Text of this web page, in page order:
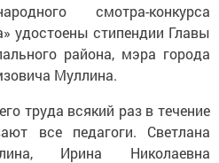
смотра-конкурса
удостоены стипендии Главы
района, мэра города
Муллина.
труда всякий раз в течение
все педагоги. Светлана
Ирина Николаевна